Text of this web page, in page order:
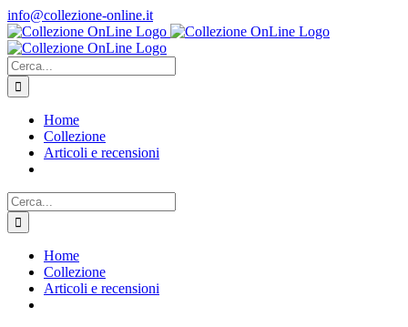
Salta
al
contenuto
info@collezione-online.it
Cerca
per:
Home
Collezione
Articoli e recensioni
Cerca
per:
Home
Collezione
Articoli e recensioni